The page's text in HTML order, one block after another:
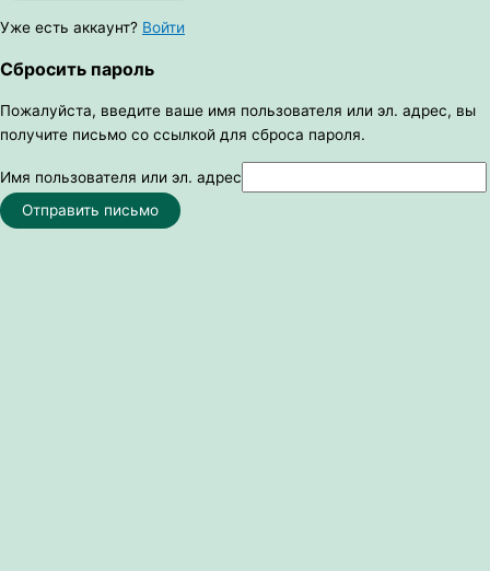
Уже есть аккаунт? Войти
Сбросить пароль
Пожалуйста, введите ваше имя пользователя или эл. адрес, вы
получите письмо со ссылкой для сброса пароля.
Имя пользователя или эл. адрес
Отправить письмо